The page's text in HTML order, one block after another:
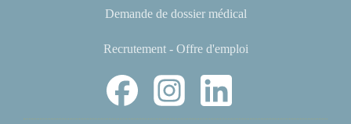
Demande de dossier médical
Recrutement - Offre d'emploi